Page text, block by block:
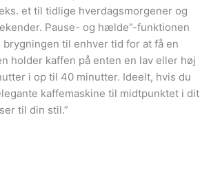
et til tidlige hverdagsmorgener og
Pause- og hælde”-funktionen
brygningen til enhver tid for at få en
holder kaffen på enten en lav eller høj
i op til 40 minutter. Ideelt, hvis du
kaffemaskine til midtpunktet i dit
til din stil.”